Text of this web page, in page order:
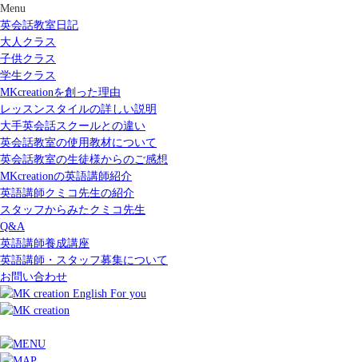
Menu
英会話教室日記
大人クラス
子供クラス
学生クラス
MKcreationを創った理由
レッスンスタイルの詳しい説明
大手英会話スクールとの違い
英会話教室の使用教材について
英会話教室の生徒様からのご感想
MKcreationの英語講師紹介
英語講師クミコ先生の紹介
スタッフからみたクミコ先生
Q&A
英語講師養成講座
英語講師・スタッフ募集について
お問い合わせ